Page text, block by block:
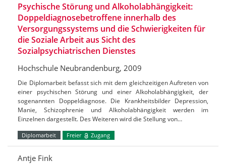
Psychische Störung und Alkoholabhängigkeit:
Doppeldiagnosebetroffene innerhalb des
Versorgungssystems und die Schwierigkeiten für
die Soziale Arbeit aus Sicht des
Sozialpsychiatrischen Dienstes
Hochschule Neubrandenburg, 2009
Die Diplomarbeit befasst sich mit dem gleichzeitigen Auftreten von
einer psychischen Störung und einer Alkoholabhängigkeit, der
sogenannten Doppeldiagnose. Die Krankheitsbilder Depression,
Manie, Schizophrenie und Alkoholabhängigkeit werden im
Einzelnen dargestellt. Des Weiteren wird die Stellung von…
Diplomarbeit Freier Zugang
Antje Fink